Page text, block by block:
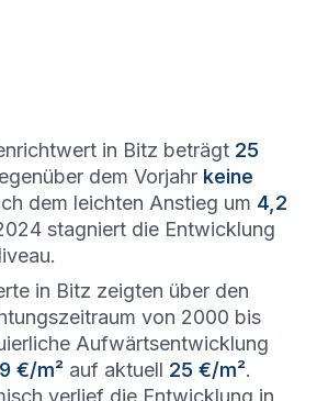
in Bitz beträgt 25
dem Vorjahr keine
dem leichten Anstieg um 4,2
stagniert die Entwicklung
in Bitz zeigten über den
von 2000 bis
Aufwärtsentwicklung
9 €/m² auf aktuell 25 €/m².
verlief die Entwicklung in